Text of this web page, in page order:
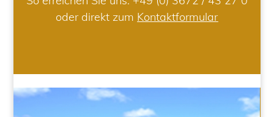
oder direkt zum Kontaktformular